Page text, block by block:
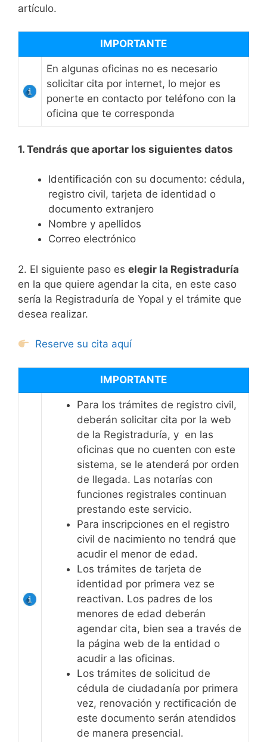
artículo.
IMPORTANTE
En algunas oficinas no es necesario
solicitar cita por internet, lo mejor es
ponerte en contacto por teléfono con la
oficina que te corresponda
1. Tendrás que aportar los siguientes datos
Identificación con su documento: cédula,
registro civil, tarjeta de identidad o
documento extranjero
Nombre y apellidos
Correo electrónico
2. El siguiente paso es elegir la Registraduría
en la que quiere agendar la cita, en este caso
sería la Registraduría de Yopal y el trámite que
desea realizar.
Reserve su cita aquí
IMPORTANTE
Para los trámites de registro civil,
deberán solicitar cita por la web
de la Registraduría, y en las
oficinas que no cuenten con este
sistema, se le atenderá por orden
de llegada. Las notarías con
funciones registrales continuan
prestando este servicio.
Para inscripciones en el registro
civil de nacimiento no tendrá que
acudir el menor de edad.
Los trámites de tarjeta de
identidad por primera vez se
reactivan. Los padres de los
menores de edad deberán
agendar cita, bien sea a través de
la página web de la entidad o
acudir a las oficinas.
Los trámites de solicitud de
cédula de ciudadanía por primera
vez, renovación y rectificación de
este documento serán atendidos
de manera presencial.